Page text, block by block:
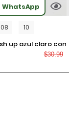
WhatsApp
08 10
$30.99